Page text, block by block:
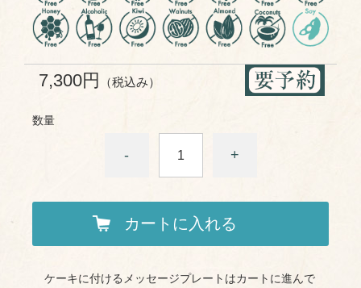
7,300円 （税込み）
数量
- +
カートに入れる
ケーキに付けるメッセージプレートはカートに進んで